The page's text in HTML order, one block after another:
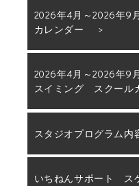
2026年4月～2026年
カレンダー
2026年4月～2026年9
スイミング スクール
スタジオプログラム内
いちねんサポート ス